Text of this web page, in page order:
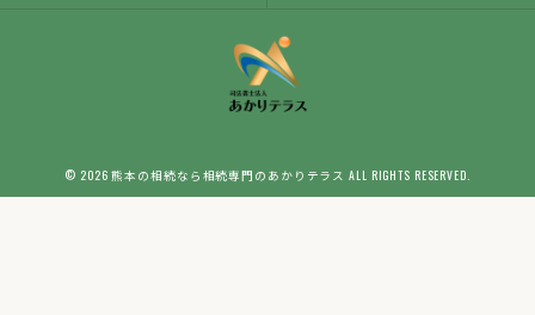
© 2026 熊本の相続なら相続専門のあかりテラス ALL RIGHTS RESERVED.